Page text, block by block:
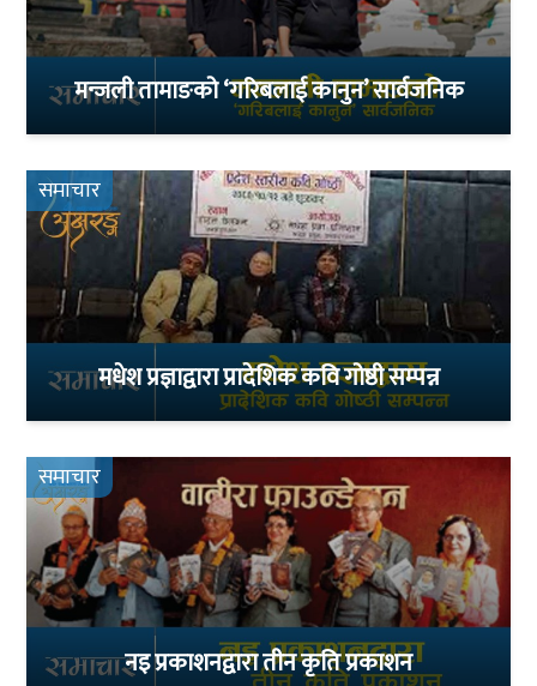
मन्जली तामाङको ‘गरिबलाई कानुन’ सार्वजनिक
समाचार
मधेश प्रज्ञाद्वारा प्रादेशिक कवि गोष्ठी सम्पन्न
समाचार
नइ प्रकाशनद्वारा तीन कृति प्रकाशन